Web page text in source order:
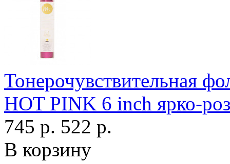
Тонерочувствительная
HOT PINK 6 inch ярко-
745 р. 522 р.
В корзину